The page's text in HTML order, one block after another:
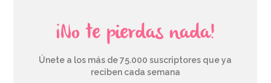
¡No te pierdas nada!
Únete a los más de 75.000 suscriptores que ya
reciben cada semana